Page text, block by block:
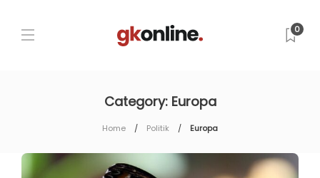
0
Category: Europa
Home Politik Europa